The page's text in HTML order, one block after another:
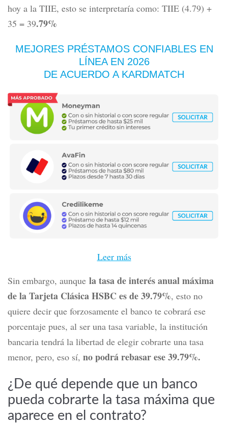
hoy a la TIIE, esto se interpretaría como: TIIE (4.79) +
35 = 39.79%
MEJORES PRÉSTAMOS CONFIABLES EN
LÍNEA EN 2026
DE ACUERDO A KARDMATCH
Leer más
Sin embargo, aunque la tasa de interés anual máxima
de la Tarjeta Clásica HSBC es de 39.79%, esto no
quiere decir que forzosamente el banco te cobrará ese
porcentaje pues, al ser una tasa variable, la institución
bancaria tendrá la libertad de elegir cobrarte una tasa
menor, pero, eso sí, no podrá rebasar ese 39.79%.
¿De qué depende que un banco
pueda cobrarte la tasa máxima que
aparece en el contrato?